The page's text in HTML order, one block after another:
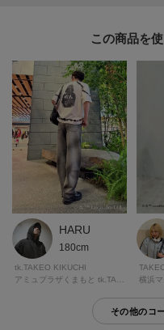
【気になる商品はお気に入り登録
▼商品のお気に入り登録
完売しているカラーの再入荷通知
たします。
▼ブランドのお気に入り登録
新商品や再入荷など、いち早くブ
※照明の関係により、実際よりも
た、パソコン・スマートフォンな
が異なる場合もございます。
モデル情報：身長188cm B82
この商品を
HARU
180cm
tk.TAKEO KIKUCHI
その他のコ